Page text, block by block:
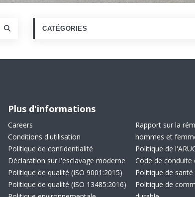
CATÉGORIES
Plus d'informations
Careers
Conditions d'utilisation
Politique de confidentialité
Déclaration sur l'esclavage moderne
Politique de qualité (ISO 9001:2015)
Politique de qualité (ISO 13485:2016)
Rapport sur la
hommes et
Politique de
Code de conduite
Politique de
Politique de